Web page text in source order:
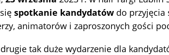
spotkanie kandydatówdo przyjęcia
animatorów i zaproszonych gości
tak duże wydarzenie dla